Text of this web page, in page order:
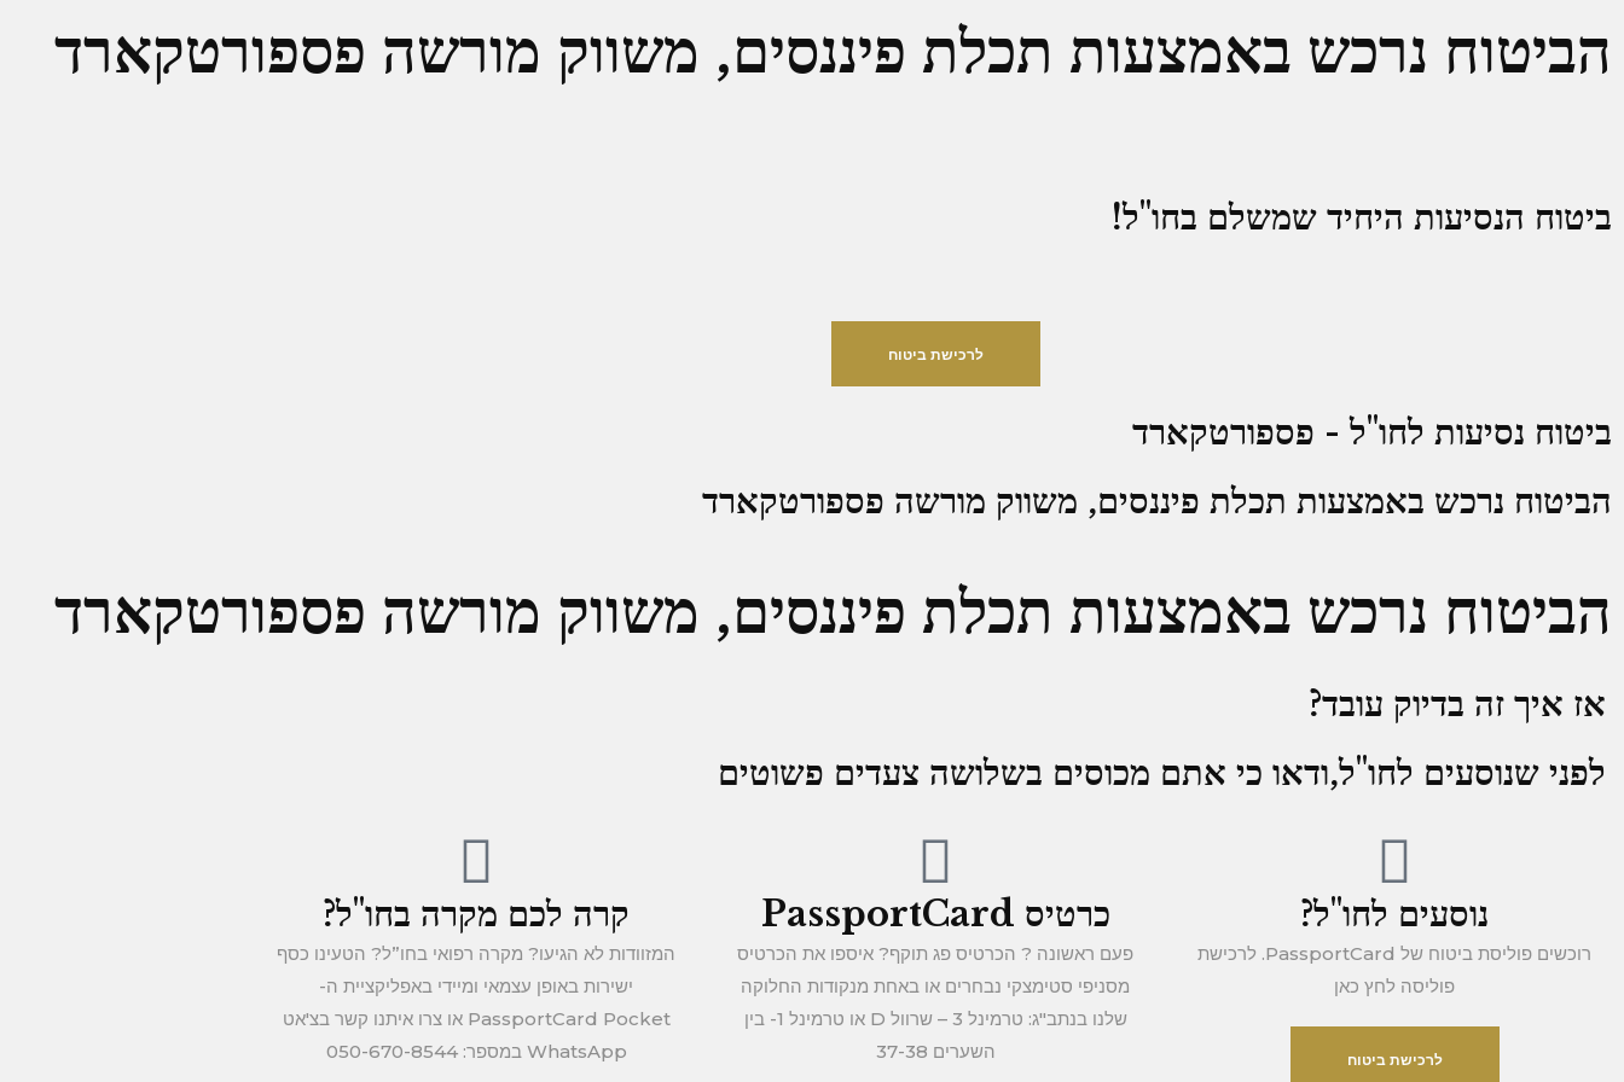
לתוכן
הביטוח נרכש באמצעות תכלת פיננסים, משווק מורשה פספורטקארד
ביטוח הנסיעות היחיד שמשלם בחו"ל!
לרכישת ביטוח
ביטוח נסיעות לחו"ל - פספורטקארד
הביטוח נרכש באמצעות תכלת פיננסים, משווק מורשה פספורטקארד
הביטוח נרכש באמצעות תכלת פיננסים, משווק מורשה פספורטקארד
אז איך זה בדיוק עובד?
לפני שנוסעים לחו''ל,ודאו כי אתם מכוסים בשלושה צעדים פשוטים
נוסעים לחו"ל?
רוכשים פוליסת ביטוח של PassportCard. לרכישת
פוליסה לחץ כאן
לרכישת ביטוח
כרטיס PassportCard
פעם ראשונה ? הכרטיס פג תוקף? איספו את הכרטיס
מסניפי סטימצקי נבחרים או באחת מנקודות החלוקה
שלנו בנתב"ג: טרמינל 3 – שרוול D או טרמינל 1- בין
השערים 37-38
קרה לכם מקרה בחו''ל?
המזוודות לא הגיעו? מקרה רפואי בחו”ל? הטעינו כסף
ישירות באופן עצמאי ומיידי באפליקציית ה-
PassportCard Pocket או צרו איתנו קשר בצ'אט
WhatsApp במספר: 050-670-8544